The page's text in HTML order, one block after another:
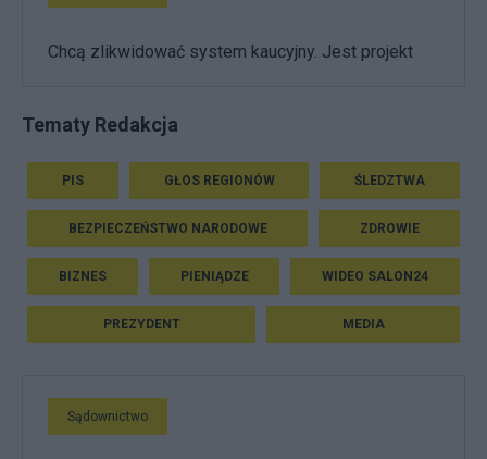
Chcą zlikwidować system kaucyjny. Jest projekt
Tematy Redakcja
PIS GŁOS REGIONÓW ŚLEDZTWA
BEZPIECZEŃSTWO NARODOWE ZDROWIE
BIZNES PIENIĄDZE WIDEO SALON24
PREZYDENT MEDIA
Sądownictwo